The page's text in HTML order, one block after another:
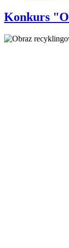
Konkurs